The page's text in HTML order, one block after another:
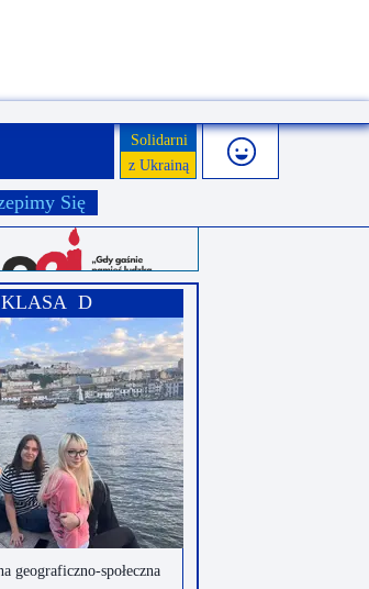
Solidarni
z Ukrainą
KLASA D
geograficzno-społeczna
Się